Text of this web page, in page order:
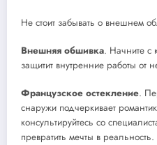
Не стоит забывать о внешнем
Внешняя обшивка. Начните с
защитит внутренние работы от
Французское остекление.
снаружи подчеркивает
консультируйтесь со
превратить мечты в реальность.